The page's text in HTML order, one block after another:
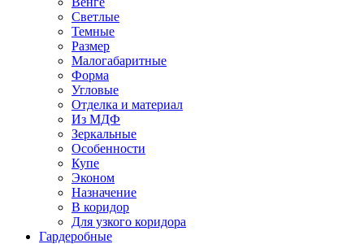
Светлые
Темные
Размер
Малогабаритные
Форма
Угловые
Отделка и материал
Из МДФ
Зеркальные
Особенности
Купе
Эконом
Назначение
В коридор
Для узкого коридора
Гардеробные